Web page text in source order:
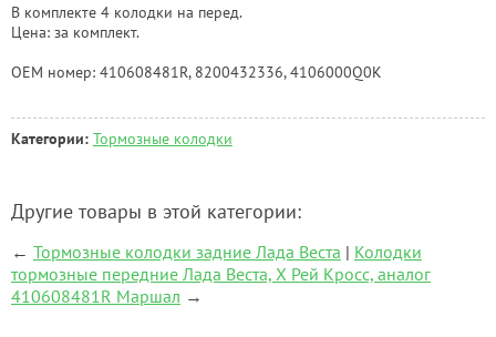
В комплекте 4 колодки на перед.
Цена: за комплект.
OEM номер: 410608481R, 8200432336, 4106000Q0K
Категории: Тормозные колодки
Другие товары в этой категории:
← Тормозные колодки задние Лада Веста | Колодки
тормозные передние Лада Веста, Х Рей Кросс, аналог
410608481R Маршал →